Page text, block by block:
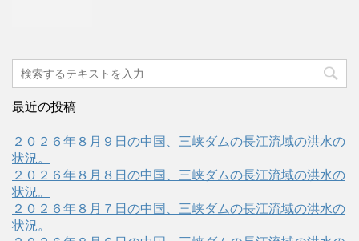
最近の投稿
２０２６年８月９日の中国、三峡ダムの長江流域の洪水の
状況。
２０２６年８月８日の中国、三峡ダムの長江流域の洪水の
状況。
２０２６年８月７日の中国、三峡ダムの長江流域の洪水の
状況。